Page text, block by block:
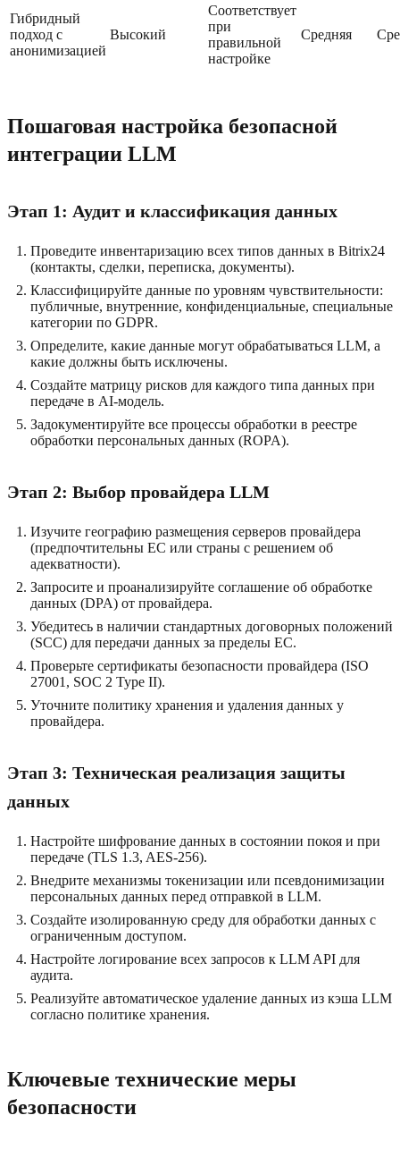
Гибридный
подход с
анонимизацией
Высокий
Соответствует
при
правильной
настройке
Средняя
Пошаговая настройка безопасной
интеграции LLM
Этап 1: Аудит и классификация данных
Проведите инвентаризацию всех типов данных в Bitrix24
(контакты, сделки, переписка, документы).
Классифицируйте данные по уровням чувствительности:
публичные, внутренние, конфиденциальные, специальные
категории по GDPR.
Определите, какие данные могут обрабатываться LLM, а
какие должны быть исключены.
Создайте матрицу рисков для каждого типа данных при
передаче в AI-модель.
Задокументируйте все процессы обработки в реестре
обработки персональных данных (ROPA).
Этап 2: Выбор провайдера LLM
Изучите географию размещения серверов провайдера
(предпочтительны ЕС или страны с решением об
адекватности).
Запросите и проанализируйте соглашение об обработке
данных (DPA) от провайдера.
Убедитесь в наличии стандартных договорных положений
(SCC) для передачи данных за пределы ЕС.
Проверьте сертификаты безопасности провайдера (ISO
27001, SOC 2 Type II).
Уточните политику хранения и удаления данных у
провайдера.
Этап 3: Техническая реализация защиты
данных
Настройте шифрование данных в состоянии покоя и при
передаче (TLS 1.3, AES-256).
Внедрите механизмы токенизации или псевдонимизации
персональных данных перед отправкой в LLM.
Создайте изолированную среду для обработки данных с
ограниченным доступом.
Настройте логирование всех запросов к LLM API для
аудита.
Реализуйте автоматическое удаление данных из кэша LLM
согласно политике хранения.
Ключевые технические меры
безопасности